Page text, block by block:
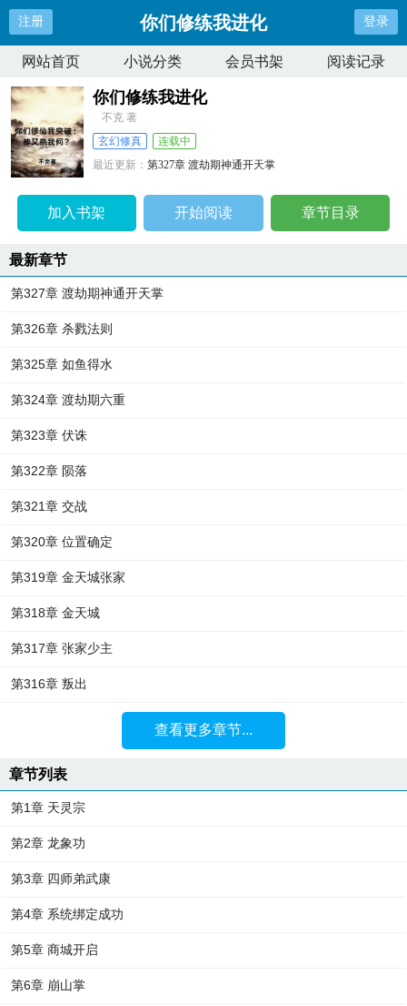
注册 你们修练我进化 登录
网站首页 小说分类 会员书架 阅读记录
你们修练我进化
不克 著
玄幻修真
连载中
最近更新：第327章 渡劫期神通开天掌
加入书架 开始阅读 章节目录
最新章节
第327章 渡劫期神通开天掌
第326章 杀戮法则
第325章 如鱼得水
第324章 渡劫期六重
第323章 伏诛
第322章 陨落
第321章 交战
第320章 位置确定
第319章 金天城张家
第318章 金天城
第317章 张家少主
第316章 叛出
查看更多章节...
章节列表
第1章 天灵宗
第2章 龙象功
第3章 四师弟武康
第4章 系统绑定成功
第5章 商城开启
第6章 崩山掌